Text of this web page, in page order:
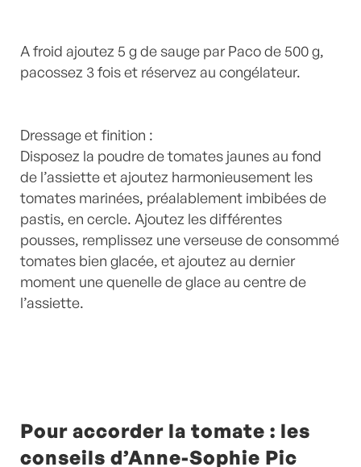
A froid ajoutez 5 g de sauge par Paco de 500 g,
pacossez 3 fois et réservez au congélateur.
Dressage et finition :
Disposez la poudre de tomates jaunes au fond
de l’assiette et ajoutez harmonieusement les
tomates marinées, préalablement imbibées de
pastis, en cercle. Ajoutez les différentes
pousses, remplissez une verseuse de consommé
tomates bien glacée, et ajoutez au dernier
moment une quenelle de glace au centre de
l’assiette.
Pour accorder la tomate : les
conseils d’Anne-Sophie Pic